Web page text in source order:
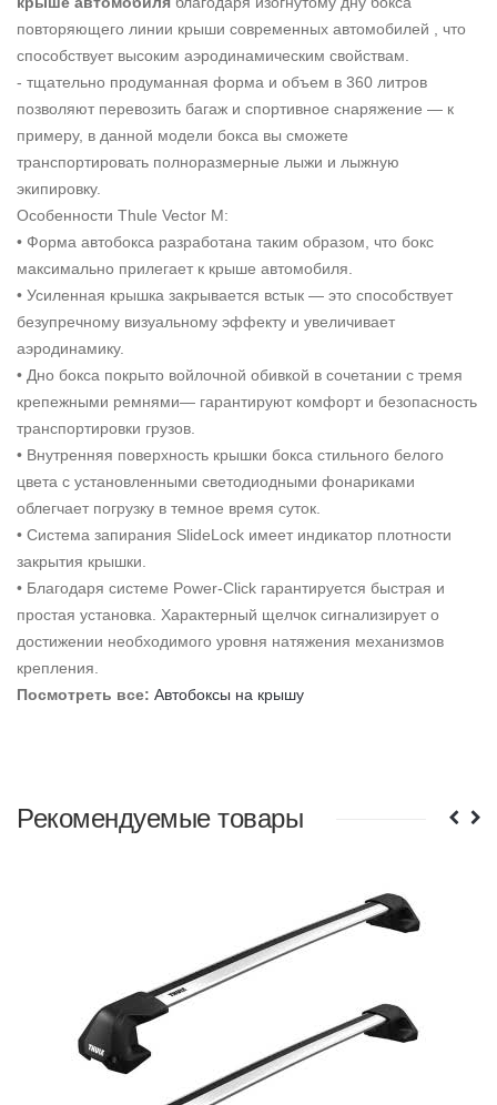
повторяющего линии крыши современных автомобилей , что
способствует высоким аэродинамическим свойствам.
- тщательно продуманная форма и объем в 360 литров
позволяют перевозить багаж и спортивное снаряжение — к
примеру, в данной модели бокса вы сможете
транспортировать полноразмерные лыжи и лыжную
экипировку.
Особенности Thule Vector M:
• Форма автобокса разработана таким образом, что бокс
максимально прилегает к крыше автомобиля.
• Усиленная крышка закрывается встык — это способствует
безупречному визуальному эффекту и увеличивает
аэродинамику.
• Дно бокса покрыто войлочной обивкой в сочетании с тремя
крепежными ремнями— гарантируют комфорт и безопасность
транспортировки грузов.
• Внутренняя поверхность крышки бокса стильного белого
цвета с установленными светодиодными фонариками
облегчает погрузку в темное время суток.
• Система запирания SlideLock имеет индикатор плотности
закрытия крышки.
• Благодаря системе Power-Click гарантируется быстрая и
простая установка. Характерный щелчок сигнализирует о
достижении необходимого уровня натяжения механизмов
крепления.
Посмотреть все: Автобоксы на крышу
Рекомендуемые товары